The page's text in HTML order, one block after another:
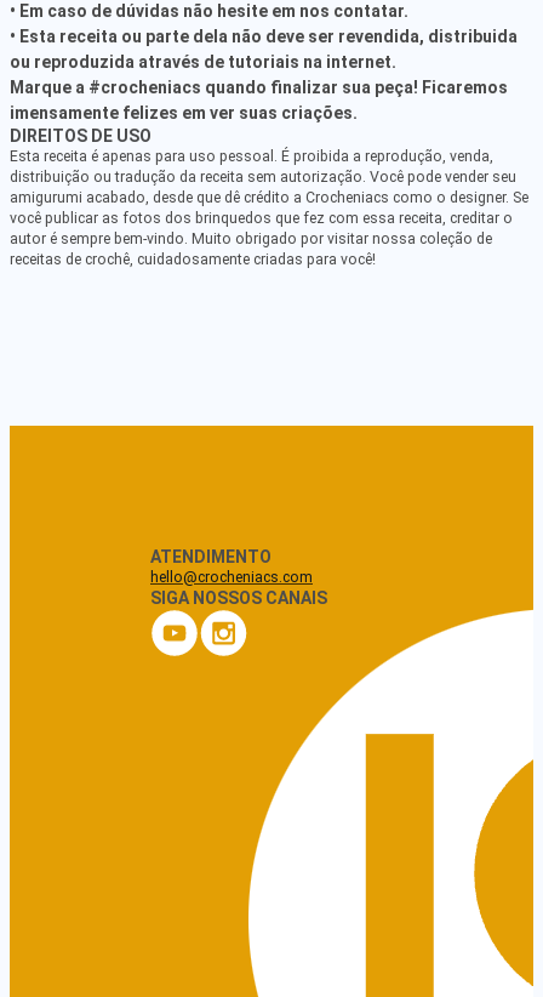
• Em caso de dúvidas não hesite em nos contatar.
• Esta receita ou parte dela não deve ser revendida, distribuida
ou reproduzida através de tutoriais na internet.
Marque a #crocheniacs quando finalizar sua peça! Ficaremos
imensamente felizes em ver suas criações.
DIREITOS DE USO
Esta receita é apenas para uso pessoal. É proibida a reprodução, venda,
distribuição ou tradução da receita sem autorização. Você pode vender seu
amigurumi acabado, desde que dê crédito a Crocheniacs como o designer. Se
você publicar as fotos dos brinquedos que fez com essa receita, creditar o
autor é sempre bem-vindo. Muito obrigado por visitar nossa coleção de
receitas de crochê, cuidadosamente criadas para você!
ATENDIMENTO
hello@crocheniacs.com
SIGA NOSSOS CANAIS